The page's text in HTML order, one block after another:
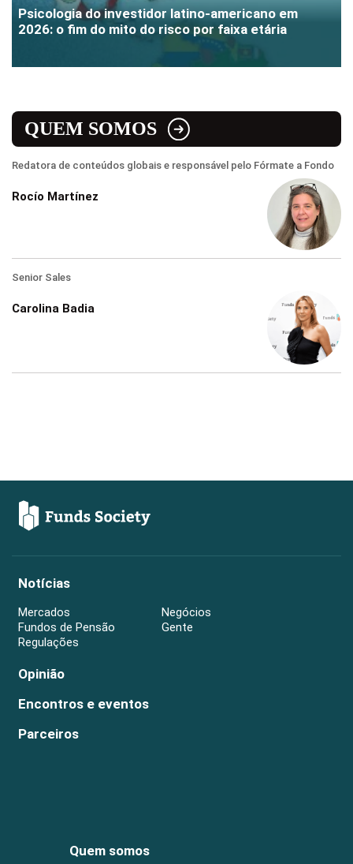
Psicologia do investidor latino-americano em
2026: o fim do mito do risco por faixa etária
QUEM SOMOS
Redatora de conteúdos globais e responsável pelo Fórmate a Fondo
Rocío Martínez
Senior Sales
Carolina Badia
Notícias
Mercados
Negócios
Fundos de Pensão
Gente
Regulações
Opinião
Encontros e eventos
Parceiros
Quem somos